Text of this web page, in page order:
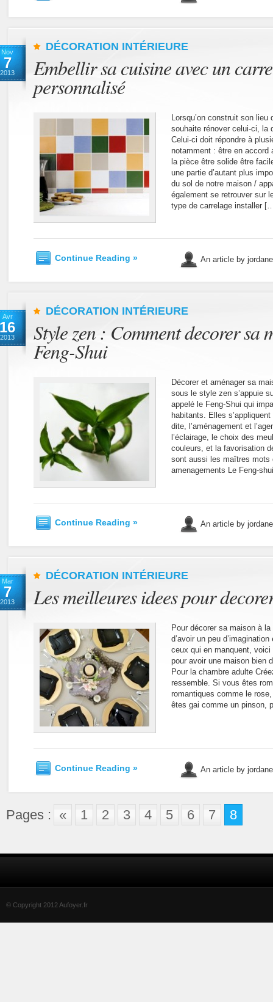
Nov
7
2013
DÉCORATION INTÉRIEURE
Embellir sa cuisine avec un
personnalisé
Lorsqu’on construit son lieu
souhaite rénover celui-ci, la
Celui-ci doit répondre à
notamment : être en accord
la pièce être solide être
une partie d’autant plus
du sol de notre maison /
également se retrouver sur
type de carrelage installer
Continue Reading » An article by
Avr
16
2013
DÉCORATION INTÉRIEURE
Style zen : Comment decorer sa
Feng-Shui
Décorer et aménager sa
sous le style zen s’appuie
appelé le Feng-Shui qui
habitants. Elles
dite, l’aménagement et
l’éclairage, le choix des
couleurs, et la favorisation
sont aussi les maîtres
amenagements Le Feng-
Continue Reading » An article by
Mar
7
2013
DÉCORATION INTÉRIEURE
Les meilleures idees pour
Pour décorer sa maison à
d’avoir un peu
ceux qui en manquent,
pour avoir une maison bien
Pour la chambre adulte
ressemble. Si vous êtes
romantiques comme le
êtes gai comme un pinson,
Continue Reading » An article by
Pages : « 1 2 3 4 5 6 7 8
© Copyright 2012 Aufoyer.fr